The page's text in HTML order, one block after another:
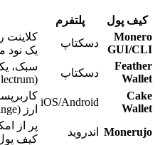
کیف پول پلتفرم
Monero
GUI/CLI
دسکتاپ
کلاینت
یک نود
Feather
Wallet
دسکتاپ
(Electrum).
Cake
Wallet
iOS/Android
ارز (Exchange).
Monerujo
اندروید
پر از
کیف